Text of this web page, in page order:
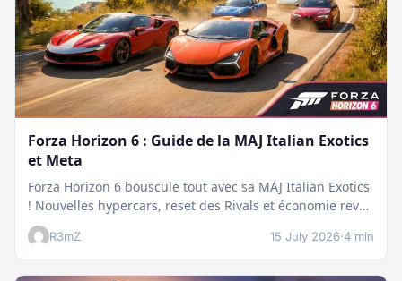
Forza Horizon 6 : Guide de la MAJ Italian Exotics
et Meta
Forza Horizon 6 bouscule tout avec sa MAJ Italian Exotics
! Nouvelles hypercars, reset des Rivals et économie revue
:…
R3mZ 15 July 2026·4 min